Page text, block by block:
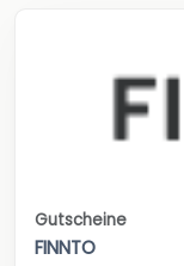
Gutscheine
FINNTO